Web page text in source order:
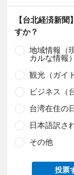
【台北経済新
すか？
地域情報（
カルな情報）
観光（ガイ
ビジネス（
台湾在住の
日本語訳さ
その他
投票